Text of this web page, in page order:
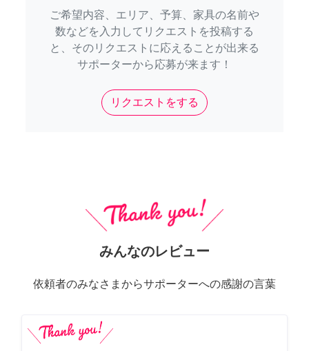
ご希望内容、エリア、予算、家具の名前や
数などを入力してリクエストを投稿する
と、そのリクエストに応えることが出来る
サポーターから応募が来ます！
リクエストをする
みんなのレビュー
依頼者のみなさまからサポーターへの感謝の言葉